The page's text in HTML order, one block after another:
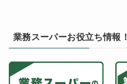
業務スーパーお役立ち情報！